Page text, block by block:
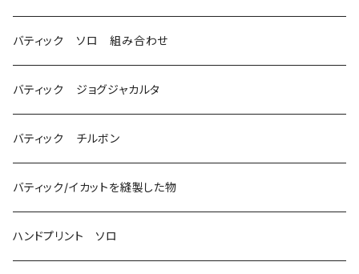
バティック ソロ 組み合わせ
バティック ジョグジャカルタ
バティック チルボン
バティック/イカットを縫製した物
ハンドプリント ソロ